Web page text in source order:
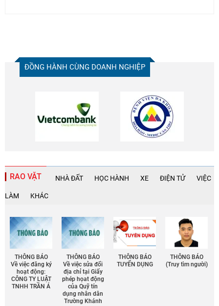
ĐỒNG HÀNH CÙNG DOANH NGHIỆP
RAO VẶT NHÀ ĐẤT HỌC HÀNH XE ĐIỆN TỬ VIỆC
LÀM KHÁC
THÔNG BÁO
Về việc đăng ký
hoạt động:
CÔNG TY LUẬT
TNHH TRẦN Á
THÔNG BÁO
Về việc sửa đổi
địa chỉ tại Giấy
phép họat động
của Quỹ tín
dụng nhân dân
Trường Khánh
THÔNG BÁO
TUYỂN DỤNG
THÔNG BÁO
(Truy tìm người)